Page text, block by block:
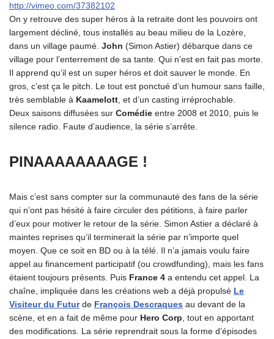
http://vimeo.com/37382102
On y retrouve des super héros à la retraite dont les pouvoirs ont
largement décliné, tous installés au beau milieu de la Lozère,
dans un village paumé. John (Simon Astier) débarque dans ce
village pour l’enterrement de sa tante. Qui n’est en fait pas morte.
Il apprend qu’il est un super héros et doit sauver le monde. En
gros, c’est ça le pitch. Le tout est ponctué d’un humour sans faille,
très semblable à Kaamelott , et d’un casting irréprochable.
Deux saisons diffusées sur Comédie entre 2008 et 2010, puis le
silence radio. Faute d’audience, la série s’arrête.
PINAAAAAAAAGE !
Mais c’est sans compter sur la communauté des fans de la série
qui n’ont pas hésité à faire circuler des pétitions, à faire parler
d’eux pour motiver le retour de la série. Simon Astier a déclaré à
maintes reprises qu’il terminerait la série par n’importe quel
moyen. Que ce soit en BD ou à la télé. Il n’a jamais voulu faire
appel au financement participatif (ou crowdfunding), mais les fans
étaient toujours présents. Puis France 4 a entendu cet appel. La
chaîne, impliquée dans les créations web a déjà propulsé Le
Visiteur du Futurde François Descraques au devant de la
scène, et en a fait de même pour Hero Corp , tout en apportant
des modifications. La série reprendrait sous la forme d’épisodes